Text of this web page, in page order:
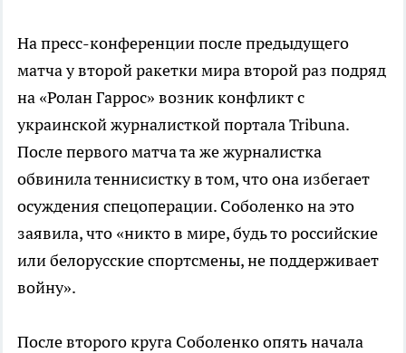
На пресс-конференции после предыдущего
матча у второй ракетки мира второй раз подряд
на «Ролан Гаррос» возник конфликт с
украинской журналисткой портала Tribuna.
После первого матча та же журналистка
обвинила теннисистку в том, что она избегает
осуждения спецоперации. Соболенко на это
заявила, что «никто в мире, будь то российские
или белорусские спортсмены, не поддерживает
войну».
После второго круга Соболенко опять начала